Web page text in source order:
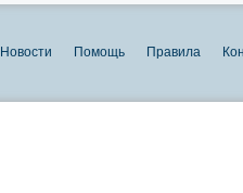
Новости Помощь Правила